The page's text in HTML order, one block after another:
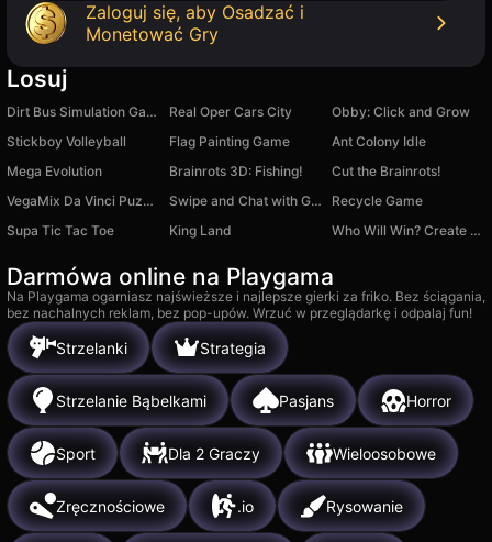
Zaloguj się, aby Osadzać i
Monetować Gry
Losuj
Dirt Bus Simulation Game Real Oper Cars City
Obby: Click and Grow
Stickboy Volleyball
Flag Painting Game
Ant Colony Idle
Mega Evolution
Brainrots 3D: Fishing!
Cut the Brainrots!
VegaMix Da Vinci Puzzles
Swipe and Chat with Girls
Recycle Game
Supa Tic Tac Toe
King Land Who Will Win? Create A Battle!
Darmówa online na Playgama
Na Playgama ogarniasz najświeższe i najlepsze gierki za friko. Bez ściągania,
bez nachalnych reklam, bez pop-upów. Wrzuć w przeglądarkę i odpalaj fun!
Strzelanki Strategia
Strzelanie Bąbelkami Pasjans Horror
Sport Dla 2 Graczy Wieloosobowe
Zręcznościowe .io Rysowanie